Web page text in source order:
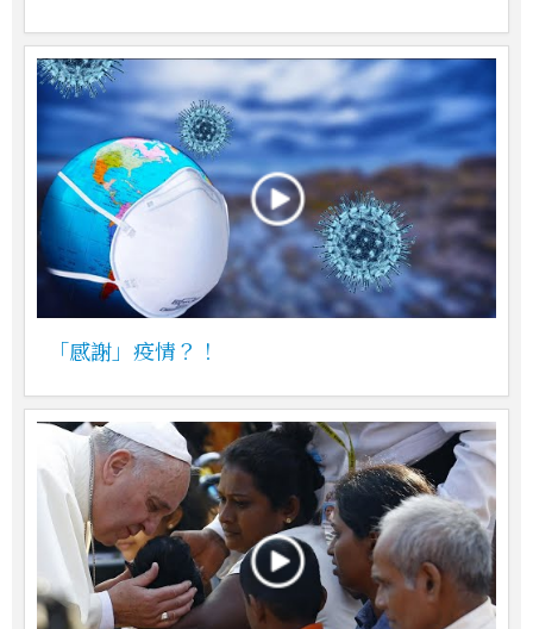
「感謝」疫情？！